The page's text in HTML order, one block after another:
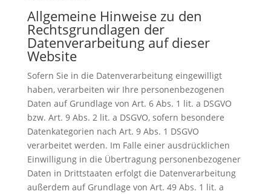
Allgemeine Hinweise zu den
Rechtsgrundlagen der
Datenverarbeitung auf dieser
Website
Sofern Sie in die Datenverarbeitung eingewilligt
haben, verarbeiten wir Ihre personenbezogenen
Daten auf Grundlage von Art. 6 Abs. 1 lit. a DSGVO
bzw. Art. 9 Abs. 2 lit. a DSGVO, sofern besondere
Datenkategorien nach Art. 9 Abs. 1 DSGVO
verarbeitet werden. Im Falle einer ausdrücklichen
Einwilligung in die Übertragung personenbezogener
Daten in Drittstaaten erfolgt die Datenverarbeitung
außerdem auf Grundlage von Art. 49 Abs. 1 lit. a